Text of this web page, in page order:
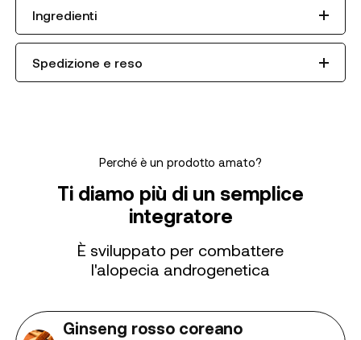
Ingredienti
Spedizione e reso
Perché è un prodotto amato?
Ti diamo più di un semplice
integratore
È sviluppato per combattere
l'alopecia androgenetica
Ginseng rosso coreano